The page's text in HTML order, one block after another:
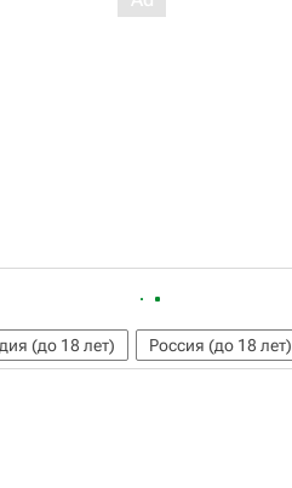
(до 18 лет) Россия (до 18 лет)